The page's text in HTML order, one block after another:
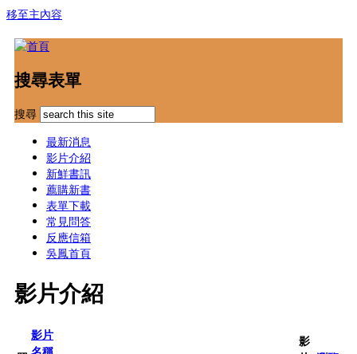
移至主內容
搜尋表單
搜尋
最新消息
影片介紹
新鮮書訊
薦購新書
表單下載
常見問答
反應信箱
吳鳳首頁
影片介紹
影片
影